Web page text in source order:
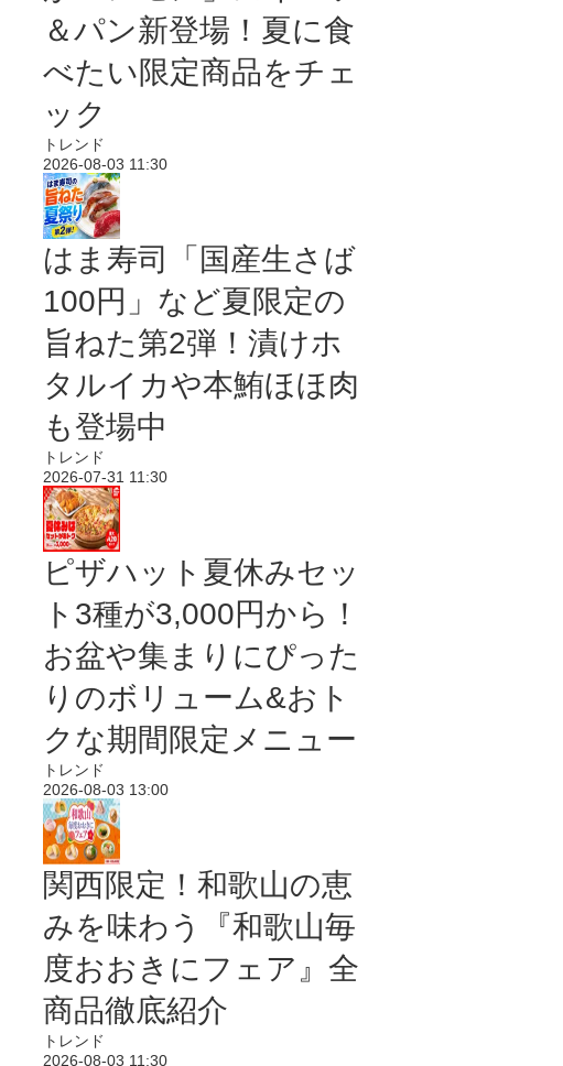
＆パン新登場！夏に食
べたい限定商品をチェ
ック
トレンド
2026-08-03 11:30
はま寿司「国産生さば
100円」など夏限定の
旨ねた第2弾！漬けホ
タルイカや本鮪ほほ肉
も登場中
トレンド
2026-07-31 11:30
ピザハット夏休みセッ
ト3種が3,000円から！
お盆や集まりにぴった
りのボリューム&おト
クな期間限定メニュー
トレンド
2026-08-03 13:00
関西限定！和歌山の恵
みを味わう『和歌山毎
度おおきにフェア』全
商品徹底紹介
トレンド
2026-08-03 11:30